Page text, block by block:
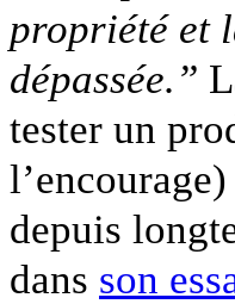
propriété et
dépassée.”
tester un
depuis
dans son